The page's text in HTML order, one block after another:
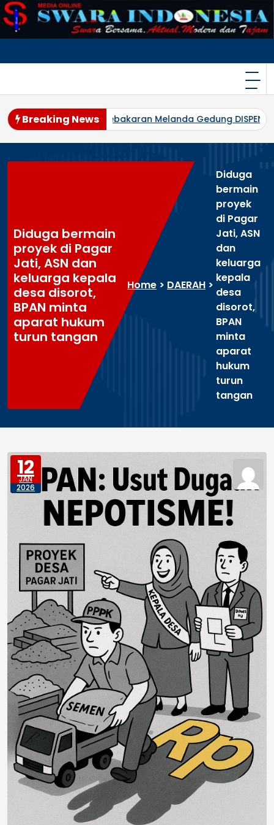
Skip
to
content
Breaking News
Kebakaran Melanda Gedung DISPENDA DKI Jakarta
Diduga bermain
proyek di Pagar
Jati, ASN dan
keluarga kepala
desa disorot,
BPAN minta
aparat hukum
turun tangan
Home > DAERAH >
Diduga
bermain
proyek
di Pagar
Jati, ASN
dan
keluarga
kepala
desa
disorot,
BPAN
minta
aparat
hukum
turun
tangan
12
JAN
2026